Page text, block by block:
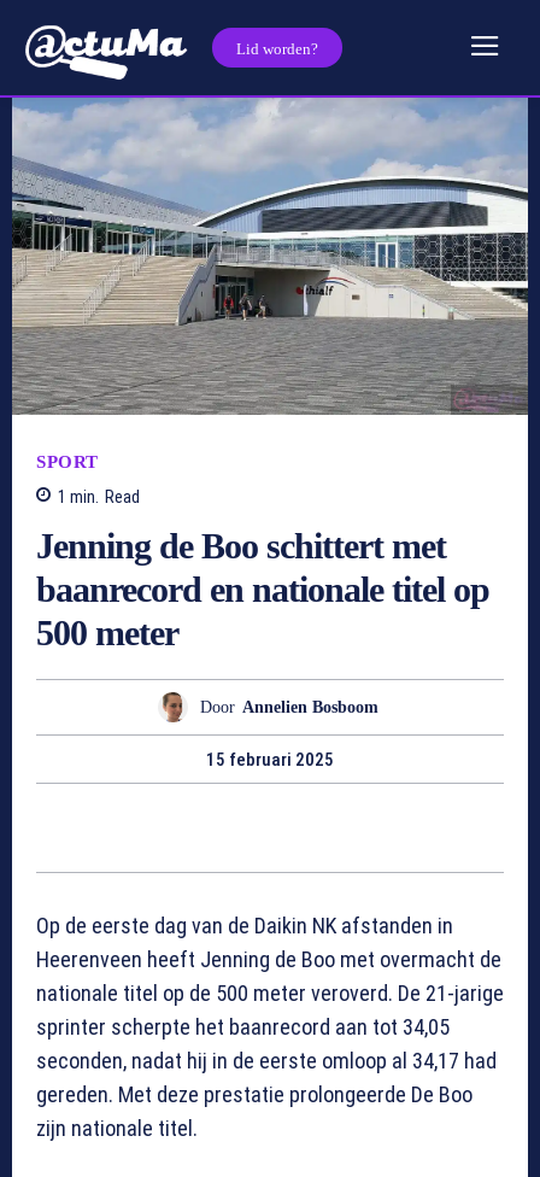
Lid worden?
SPORT
1 min. Read
Jenning de Boo schittert met
baanrecord en nationale titel op
500 meter
Door Annelien Bosboom
15 februari 2025
Op de eerste dag van de Daikin NK afstanden in
Heerenveen heeft Jenning de Boo met overmacht de
nationale titel op de 500 meter veroverd. De 21-jarige
sprinter scherpte het baanrecord aan tot 34,05
seconden, nadat hij in de eerste omloop al 34,17 had
gereden. Met deze prestatie prolongeerde De Boo
zijn nationale titel.